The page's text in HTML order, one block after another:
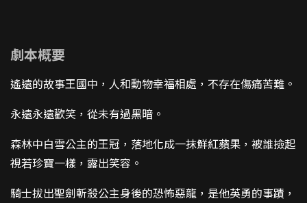
劇本概要
遙遠的故事王國中，人和動物幸福相處，不存在傷痛苦難。
永遠永遠歡笑，從未有過黑暗。
森林中白雪公主的王冠，落地化成一抹鮮紅蘋果，被誰撿起
視若珍寶一樣，露出笑容。
騎士拔出聖劍斬殺公主身後的恐怖惡龍，是他英勇的事蹟，